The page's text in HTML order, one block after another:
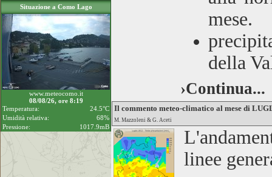
Situazione a Como Lago
www.meteocomo.it
08/08/26, ore 8:19
Temperatura:
24.5°C
Umidità relativa:
68%
Pressione:
1017.9mB
mese.
della
›Continua...
Il commento meteo-climatico al mese di
M. Mazzoleni & G. Aceti
linee